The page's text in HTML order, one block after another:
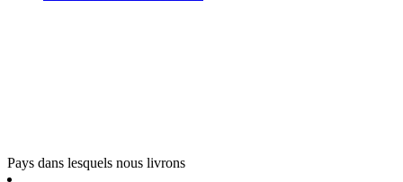
Pays dans lesquels nous livrons